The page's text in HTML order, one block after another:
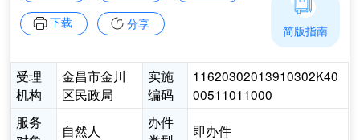
下载 分享
受理
机构
金昌市金川
区民政局
实施
编码
11620302013910302K40
00511011000
服务
自然人
办件
即办件
简版指南